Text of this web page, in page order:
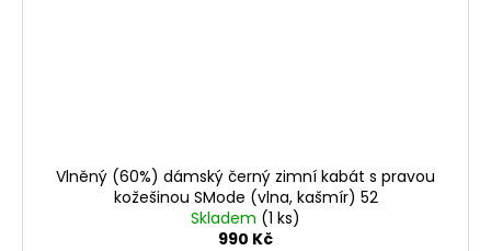
Vlněný (60%) dámský černý zimní kabát s pravou
kožešinou SMode (vlna, kašmír) 52
Skladem (1 ks)
990 Kč